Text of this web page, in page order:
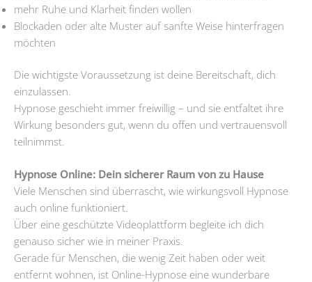
mehr Ruhe und Klarheit finden wollen
Blockaden oder alte Muster auf sanfte Weise hinterfragen
möchten
Die wichtigste Voraussetzung ist deine Bereitschaft, dich
einzulassen.
Hypnose geschieht immer freiwillig – und sie entfaltet ihre
Wirkung besonders gut, wenn du offen und vertrauensvoll
teilnimmst.
Hypnose Online: Dein sicherer Raum von zu Hause
Viele Menschen sind überrascht, wie wirkungsvoll Hypnose
auch online funktioniert.
Über eine geschützte Videoplattform begleite ich dich
genauso sicher wie in meiner Praxis.
Gerade für Menschen, die wenig Zeit haben oder weit
entfernt wohnen, ist Online-Hypnose eine wunderbare